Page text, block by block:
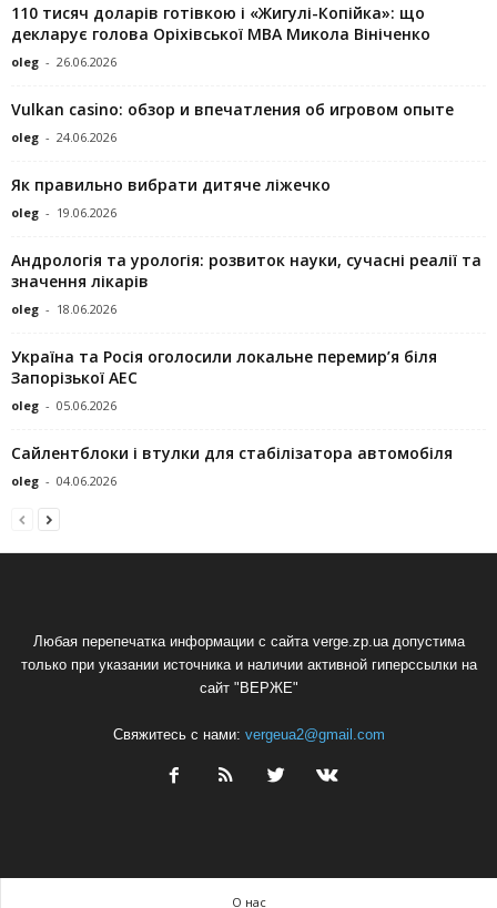
110 тисяч доларів готівкою і «Жигулі-Копійка»: що
декларує голова Оріхівської МВА Микола Вініченко
oleg - 26.06.2026
Vulkan casino: обзор и впечатления об игровом опыте
oleg - 24.06.2026
Як правильно вибрати дитяче ліжечко
oleg - 19.06.2026
Андрологія та урологія: розвиток науки, сучасні реалії та
значення лікарів
oleg - 18.06.2026
Україна та Росія оголосили локальне перемир’я біля
Запорізької АЕС
oleg - 05.06.2026
Сайлентблоки і втулки для стабілізатора автомобіля
oleg - 04.06.2026
Любая перепечатка информации с сайта verge.zp.ua допустима
только при указании источника и наличии активной гиперссылки на
сайт "ВЕРЖЕ"
Свяжитесь с нами: vergeua2@gmail.com
О нас